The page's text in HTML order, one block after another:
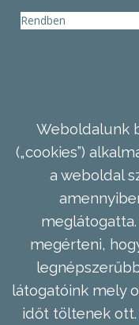
Rendben
Weboldalunk
(„cookies”)
a weboldal
megérteni,
látogatóink mely
időt töltenek ott.